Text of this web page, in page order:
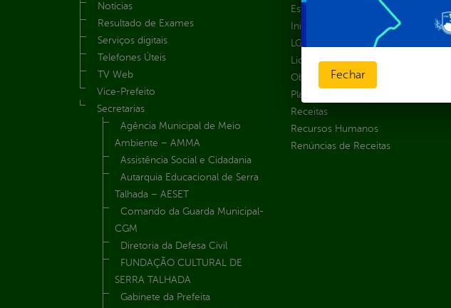
Notícias
Resultado de Exames
Serviços digitais
Telefones Úteis
TV Web
Vice-Prefeito
Secretarias
Agência Municipal de Meio
Ambiente – AMMA
Assistência Social e Cidadania
Autarquia Educacional de Serra
Talhada – AESET
Comando da Guarda Municipal-
CGM
Diretoria da Defesa Civil
FUNDAÇÃO CULTURAL DE
SERRA TALHADA
Gabinete da Prefeita
Estrutura Organizacional
Inicio
LGPD e Governo Digital
Licitações e Contratos
Obras Públicas
Planejamento e Prestação de Contas
Receitas
Recursos Humanos
Renúncias de Receitas
Fechar